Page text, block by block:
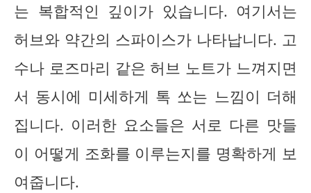
는 복합적인 깊이가 있습니다. 여기서는
허브와 약간의 스파이스가 나타납니다. 고
수나 로즈마리 같은 허브 노트가 느껴지면
서 동시에 미세하게 톡 쏘는 느낌이 더해
집니다. 이러한 요소들은 서로 다른 맛들
이 어떻게 조화를 이루는지를 명확하게 보
여줍니다.